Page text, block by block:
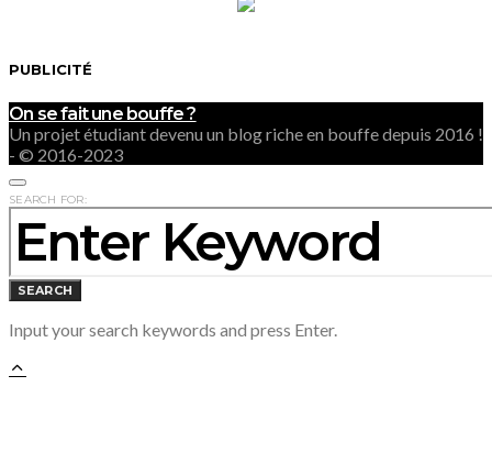
PUBLICITÉ
On se fait une bouffe ?
Un projet étudiant devenu un blog riche en bouffe depuis 2016 !
- © 2016-2023
SEARCH FOR:
SEARCH
Input your search keywords and press Enter.